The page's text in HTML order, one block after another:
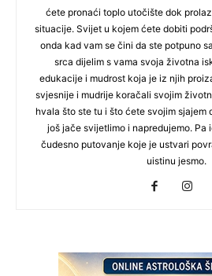
ćete pronaći toplo utočište dok
situacije. Svijet u kojem ćete dobiti
onda kad vam se čini da ste potpuno
srca dijelim s vama svoja životna
edukacije i mudrost koja je iz njih
svjesnije i mudrije koračali svojim
hvala što ste tu i što ćete svojim sjajem
još jače svijetlimo i napredujemo. Pa
čudesno putovanje koje je ustvari
uistinu jesmo.